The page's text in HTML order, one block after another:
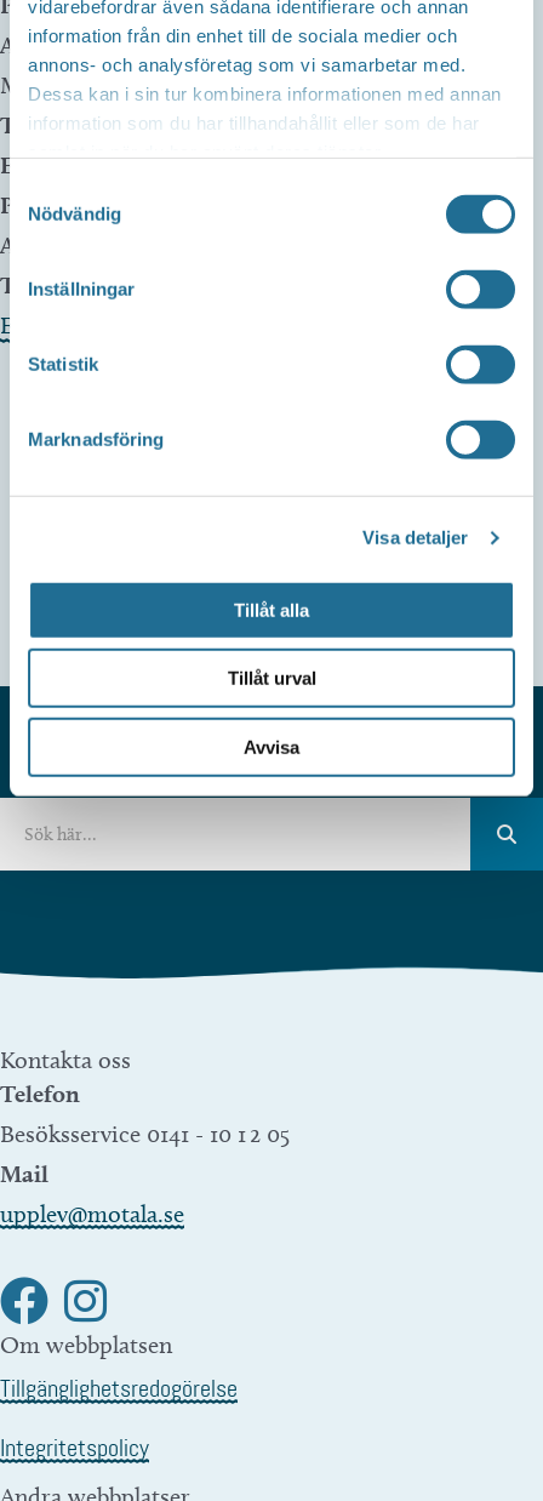
vidarebefordrar även sådana identifierare och annan
information från din enhet till de sociala medier och
annons- och analysföretag som vi samarbetar med.
Dessa kan i sin tur kombinera informationen med annan
information som du har tillhandahållit eller som de har
Nödvändig
Inställningar
Statistik
Marknadsföring
Visa detaljer
Tillåt alla
Tillåt urval
Avvisa
Adress: Solskensvägen 8
Motala, 59172
Telefon:073-5583341
E-mail:
Pris:Free
Arrangör:
Telefonnummer arrangör:
Evenemangets webbplats »
HITTAR DU INTE VAD DU SÖKER?
Kontakta oss
Telefon
Besöksservice 0141 - 10 1 2 05
Mail
upplev@motala.se
Om webbplatsen
Tillgänglighetsredogörelse
Integritetspolicy